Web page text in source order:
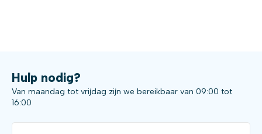
Hulp nodig?
Van maandag tot vrijdag zijn we bereikbaar van 09:00 tot
16:00